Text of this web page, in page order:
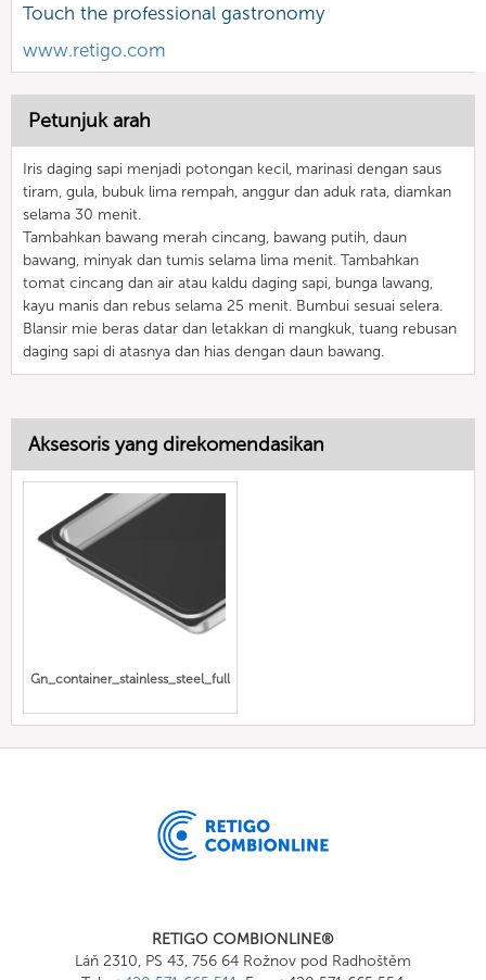
Touch the professional gastronomy
www.retigo.com
Petunjuk arah
Iris daging sapi menjadi potongan kecil, marinasi dengan saus
tiram, gula, bubuk lima rempah, anggur dan aduk rata, diamkan
selama 30 menit.
Tambahkan bawang merah cincang, bawang putih, daun
bawang, minyak dan tumis selama lima menit. Tambahkan
tomat cincang dan air atau kaldu daging sapi, bunga lawang,
kayu manis dan rebus selama 25 menit. Bumbui sesuai selera.
Blansir mie beras datar dan letakkan di mangkuk, tuang rebusan
daging sapi di atasnya dan hias dengan daun bawang.
Aksesoris yang direkomendasikan
Gn_container_stainless_steel_full
RETIGO COMBIONLINE®
Láň 2310, PS 43, 756 64 Rožnov pod Radhoštěm